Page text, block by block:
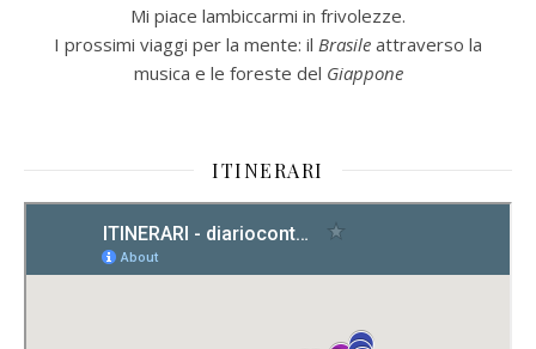
Mi piace lambiccarmi in frivolezze.
I prossimi viaggi per la mente: il Brasile attraverso la
musica e le foreste del Giappone
ITINERARI